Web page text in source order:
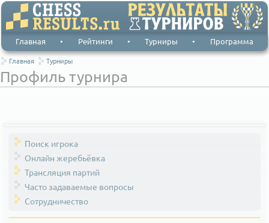
Главная • Рейтинги • Турниры • Программа
Главная Турниры
Профиль турнира
Поиск игрока
Онлайн жеребьёвка
Трансляция партий
Часто задаваемые вопросы
Сотрудничество